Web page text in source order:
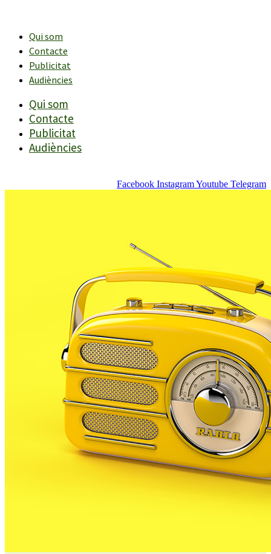
contingutQui som
Contacte
Publicitat
Audiències
Qui som
Contacte
Publicitat
Audiències
Facebook InstagramYoutube Telegram